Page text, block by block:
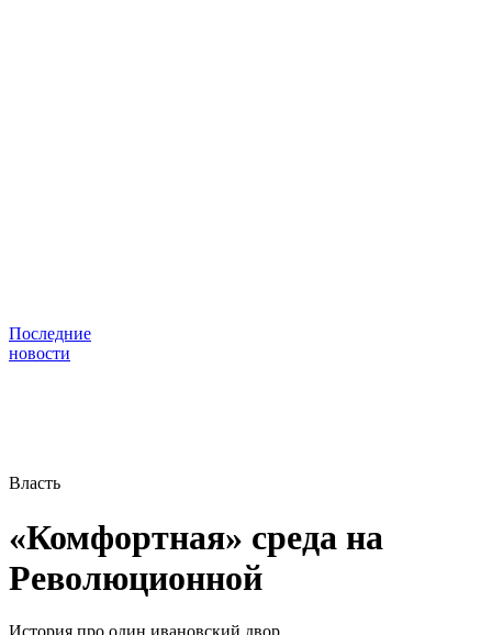
Последние
новости
Власть
«Комфортная» среда на
Революционной